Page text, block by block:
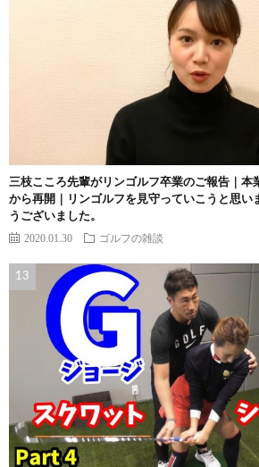
三枝こころ先輩がリンゴルフ卒業のご報告｜本
から再開｜リンゴルフを見守っていこうと思い
うございました。
2020.01.30 ゴルフの雑談